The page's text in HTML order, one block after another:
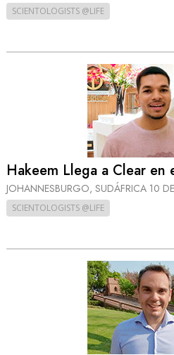
SCIENTOLOGISTS @LIFE
Hakeem Llega a Clear en
JOHANNESBURGO, SUDÁFRICA 10
SCIENTOLOGISTS @LIFE